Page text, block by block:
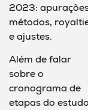
2023:
métodos,
e ajustes.
Além de falar
sobre o
cronograma de
etapas do estudo